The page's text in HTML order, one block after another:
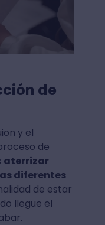
de
y el
de
aterrizar
diferentes
de estar
llegue el